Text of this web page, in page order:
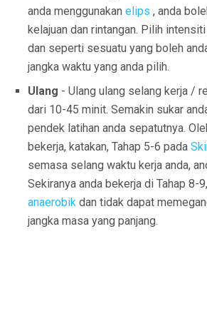
anda menggunakan elips , anda
kelajuan dan rintangan. Pilih
dan seperti sesuatu yang boleh
jangka waktu yang anda pilih.
Ulang - Ulang ulang selang kerja /
dari 10-45 minit. Semakin sukar
pendek latihan anda sepatutnya.
bekerja, katakan, Tahap 5-6 pada
semasa selang waktu kerja anda,
Sekiranya anda bekerja di Tahap 8-
anaerobik dan tidak dapat
jangka masa yang panjang.